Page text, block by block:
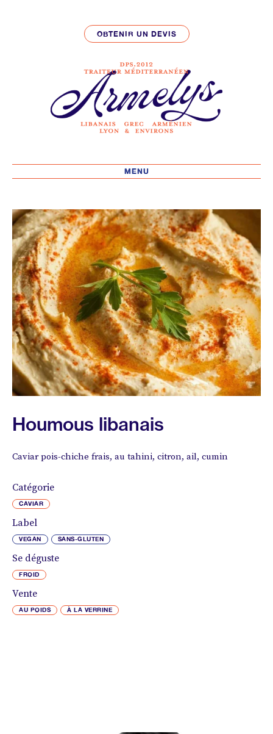
OBTENIR UN DEVIS
Houmous libanais
Caviar pois-chiche frais, au tahini, citron, ail, cumin
Catégorie
CAVIAR
Label
VEGAN SANS-GLUTEN
Se déguste
FROID
Vente
AU POIDS À LA VERRINE